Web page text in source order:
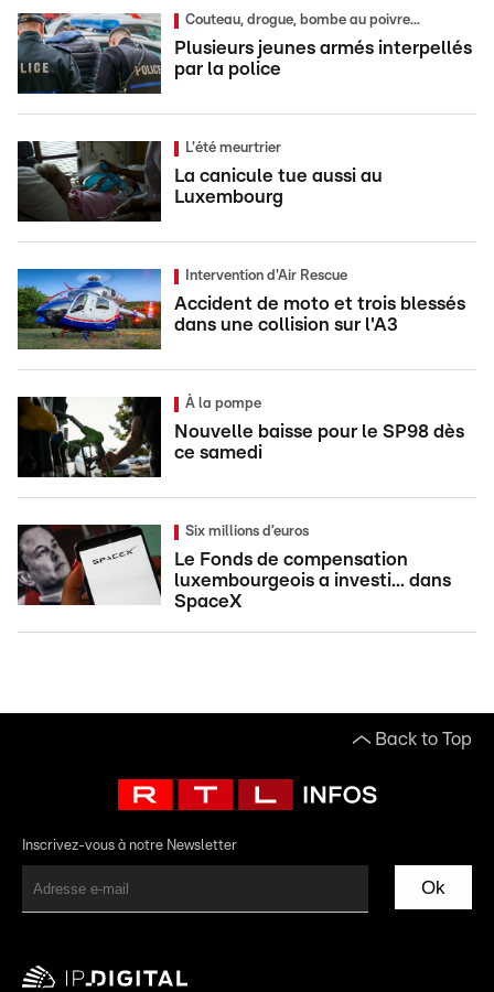
Couteau, drogue, bombe au poivre...
Plusieurs jeunes armés interpellés
par la police
L'été meurtrier
La canicule tue aussi au
Luxembourg
Intervention d'Air Rescue
Accident de moto et trois blessés
dans une collision sur l'A3
À la pompe
Nouvelle baisse pour le SP98 dès
ce samedi
Six millions d’euros
Le Fonds de compensation
luxembourgeois a investi... dans
SpaceX
Back to Top
Inscrivez-vous à notre Newsletter
Ok